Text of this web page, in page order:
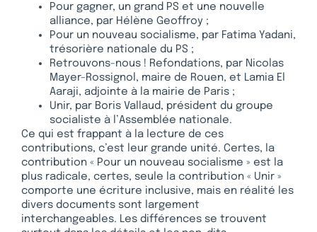
Pour gagner, un grand PS et une nouvelle
alliance, par Hélène Geoffroy ;
Pour un nouveau socialisme, par Fatima Yadani,
trésorière nationale du PS ;
Retrouvons-nous ! Refondations, par Nicolas
Mayer-Rossignol, maire de Rouen, et Lamia El
Aaraji, adjointe à la mairie de Paris ;
Unir, par Boris Vallaud, président du groupe
socialiste à l’Assemblée nationale.
Ce qui est frappant à la lecture de ces
contributions, c’est leur grande unité. Certes, la
contribution « Pour un nouveau socialisme » est la
plus radicale, certes, seule la contribution « Unir »
comporte une écriture inclusive, mais en réalité les
divers documents sont largement
interchangeables. Les différences se trouvent